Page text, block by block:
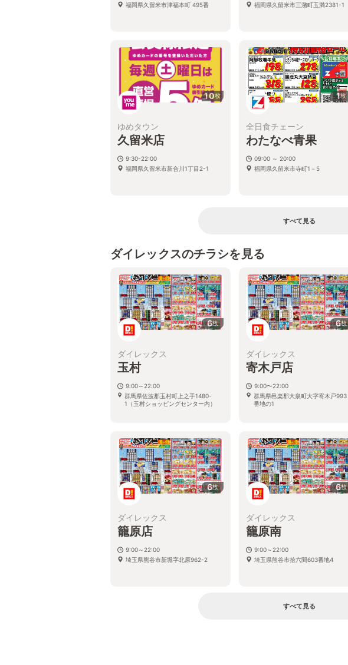
福岡県久留米市津福本町 495番
福岡県久留米市三潴町玉満2381-1
10枚
ゆめタウン
久留米店
9:30-22:00
福岡県久留米市新合川1丁目2-1
1枚
全日食チェーン
わたなべ青果
09:00 ～ 20:00
福岡県久留米市寺町1－5
すべて見る
ダイレックスのチラシを見る
6枚
ダイレックス
玉村
9:00～22:00
群馬県佐波郡玉村町上之手1480-
1（玉村ショッピングセンター内）
6枚
ダイレックス
寄木戸店
9:00〜22:00
群馬県邑楽郡大泉町大字寄木戸993
番地の1
6枚
ダイレックス
籠原店
9:00～22:00
埼玉県熊谷市新堀字北原962-2
6枚
ダイレックス
籠原南
9:00～22:00
埼玉県熊谷市拾六間603番地4
すべて見る